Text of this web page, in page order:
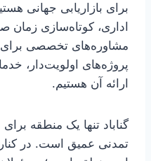
برای بازاریابی جهانی
اداری، کوتاه‌سازی زمان
مشاوره‌های تخصصی
پروژه‌های اولویت‌دار،
ارائه آن هستیم.
گناباد تنها یک منطقه
تمدنی عمیق است. در